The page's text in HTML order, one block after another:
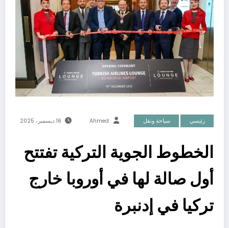
رئيسي سياحة ونقل Ahmed 16 ديسمبر، 2025
الخطوط الجوية التركية تفتتح
أول صالة لها في أوروبا خارج
تركيا في إدنبرة